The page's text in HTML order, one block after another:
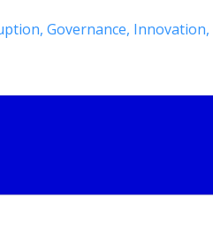
Governance Innovation